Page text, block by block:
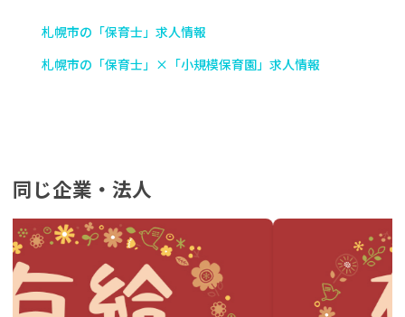
札幌市の「保育士」求人情報
札幌市の「保育士」×「小規模保育園」求人情報
同じ企業・法人